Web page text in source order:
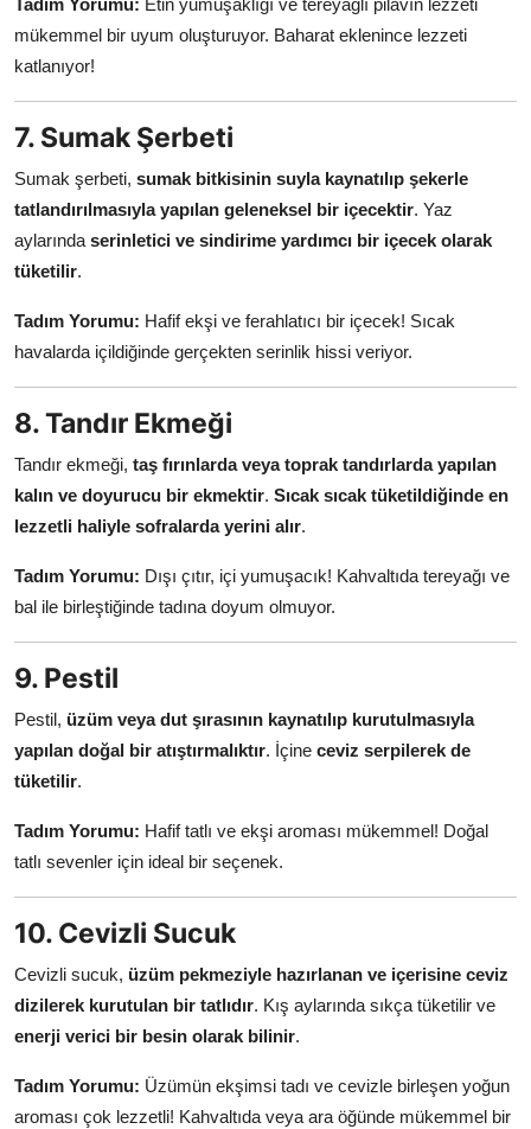
mükemmel bir uyum oluşturuyor. Baharat eklenince lezzeti
katlanıyor!
7. Sumak Şerbeti
Sumak şerbeti, sumak bitkisinin suyla kaynatılıp şekerle
tatlandırılmasıyla yapılan geleneksel bir içecektir. Yaz
aylarında serinletici ve sindirime yardımcı bir içecek olarak
tüketilir.
Tadım Yorumu: Hafif ekşi ve ferahlatıcı bir içecek! Sıcak
havalarda içildiğinde gerçekten serinlik hissi veriyor.
8. Tandır Ekmeği
Tandır ekmeği, taş fırınlarda veya toprak tandırlarda yapılan
kalın ve doyurucu bir ekmektir. Sıcak sıcak tüketildiğinde en
lezzetli haliyle sofralarda yerini alır.
Tadım Yorumu: Dışı çıtır, içi yumuşacık! Kahvaltıda tereyağı ve
bal ile birleştiğinde tadına doyum olmuyor.
9. Pestil
Pestil, üzüm veya dut şırasının kaynatılıp kurutulmasıyla
yapılan doğal bir atıştırmalıktır. İçine ceviz serpilerek de
tüketilir.
Tadım Yorumu: Hafif tatlı ve ekşi aroması mükemmel! Doğal
tatlı sevenler için ideal bir seçenek.
10. Cevizli Sucuk
Cevizli sucuk, üzüm pekmeziyle hazırlanan ve içerisine ceviz
dizilerek kurutulan bir tatlıdır. Kış aylarında sıkça tüketilir ve
enerji verici bir besin olarak bilinir.
Tadım Yorumu: Üzümün ekşimsi tadı ve cevizle birleşen yoğun
aroması çok lezzetli! Kahvaltıda veya ara öğünde mükemmel bir